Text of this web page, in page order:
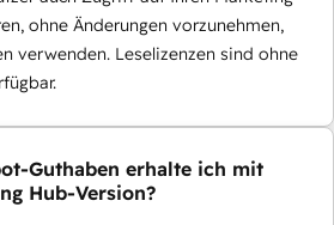
ohne Änderungen vorzunehmen,
verwenden. Leselizenzen sind ohne
Guthaben erhalte ich mit
Hub-Version?